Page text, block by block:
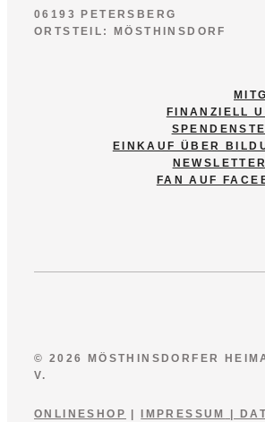
06193 PETERSBERG
ORTSTEIL: MÖSTHINSDORF
FINANZIELL
EINKAUF ÜBER
FAN AUF
© 2026 MÖSTHINSDORFER
V.
ONLINESHOP |IMPRESSUM |